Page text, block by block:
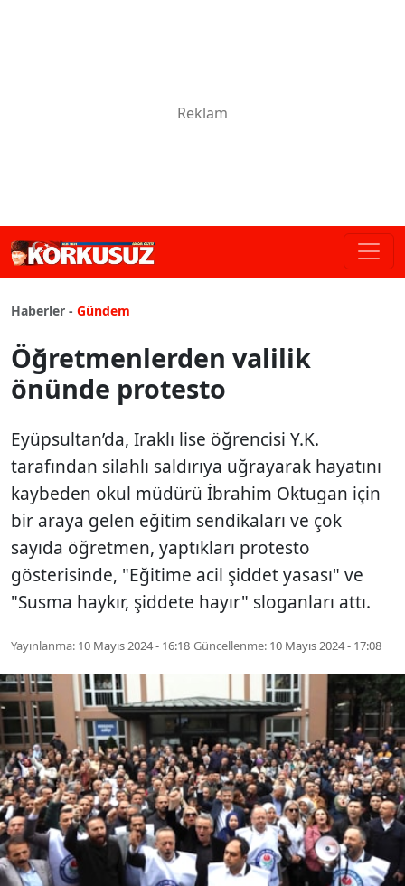
Haberler - Gündem
Öğretmenlerden valilik
önünde protesto
Eyüpsultan’da, Iraklı lise öğrencisi Y.K.
tarafından silahlı saldırıya uğrayarak hayatını
kaybeden okul müdürü İbrahim Oktugan için
bir araya gelen eğitim sendikaları ve çok
sayıda öğretmen, yaptıkları protesto
gösterisinde, "Eğitime acil şiddet yasası" ve
"Susma haykır, şiddete hayır" sloganları attı.
Yayınlanma: 10 Mayıs 2024 - 16:18 Güncellenme: 10 Mayıs 2024 - 17:08